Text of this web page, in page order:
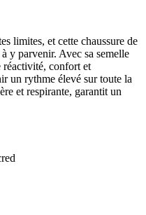
limites, et cette chaussure de
y parvenir. Avec sa semelle
confort et
un rythme élevé sur toute la
et respirante, garantit un